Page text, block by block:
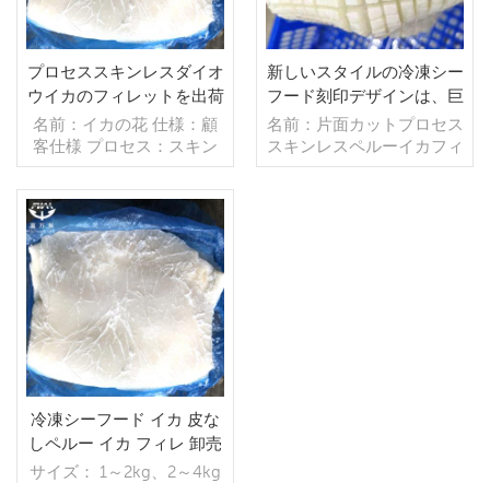
プロセススキンレスダイオ
ウイカのフィレットを出荷
する準備ができました
名前：イカの花 仕様：顧
客仕様 プロセス：スキン
オフ グレージング：IQF
40％（カスタマイズ可
能） 包装：1kg/バッ
グ,10kg /織りバッグ（カ
スタマイズ可能） 販売モ
デル：卸売/輸出 min .注
文：20フィートコンテ
ナ/40フィートコンテナ 支
払い：TT/С確認された取
消不能のLCを一目で 発
送：入金確認後20日以内
起源：中国 ブランド：fu
wang hang
続きを読む
新しいスタイルの冷凍シー
フード刻印デザインは、巨
大なペルーのイカの切り身
の皮をブロックカットしま
す
名前：片面カットプロセス
スキンレスペルーイカフィ
レット 仕様：顧客仕様 プ
冷凍シーフード イカ 皮な
しペルー イカ フィレ 卸売
り
サイズ： 1～2kg、2～4kg